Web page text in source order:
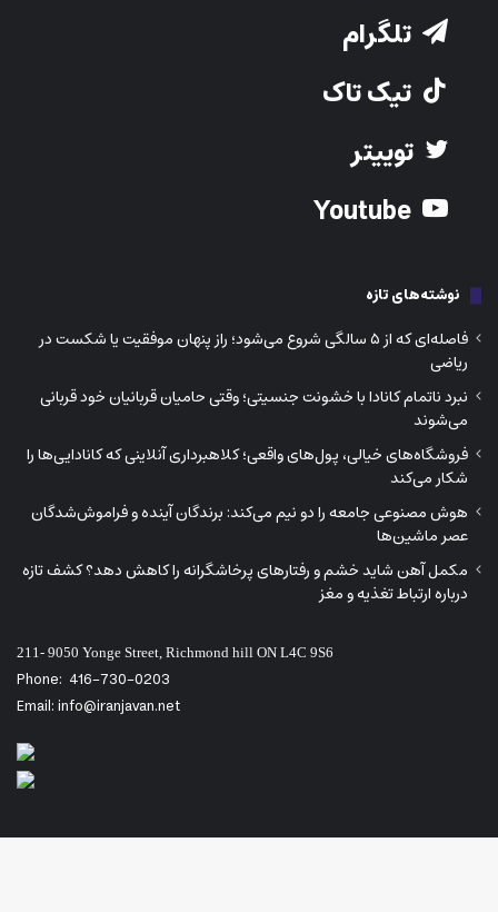
تلگرام
تیک تاک
توییتر
نوشته‌های تازه
فاصله‌ای که از ۵ سالگی شروع می‌شود؛ راز پنهان موفقیت یا شکست در
ریاضی
نبرد ناتمام کانادا با خشونت جنسیتی؛ وقتی حامیان قربانیان خود قربانی
می‌شوند
فروشگاه‌های خیالی، پول‌های واقعی؛ کلاهبرداری آنلاینی که کانادایی‌ها را
شکار می‌کند
هوش مصنوعی جامعه را دو نیم می‌کند: برندگان آینده و فراموش‌شدگان
عصر ماشین‌ها
مکمل آهن شاید خشم و رفتارهای پرخاشگرانه را کاهش دهد؟ کشف تازه
درباره ارتباط تغذیه و مغز
211- 9050 Yonge Street, Richmond hill ON L4C 9S6
Phone: 416-730-0203
Email: info@iranjavan.net